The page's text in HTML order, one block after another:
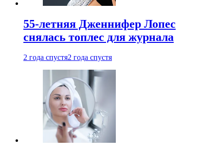
55-летняя Дженнифер Лопес
снялась топлес для журнала
2 года спустя2 года спустя